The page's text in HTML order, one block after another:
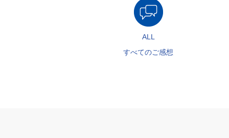
ALL
すべてのご感想